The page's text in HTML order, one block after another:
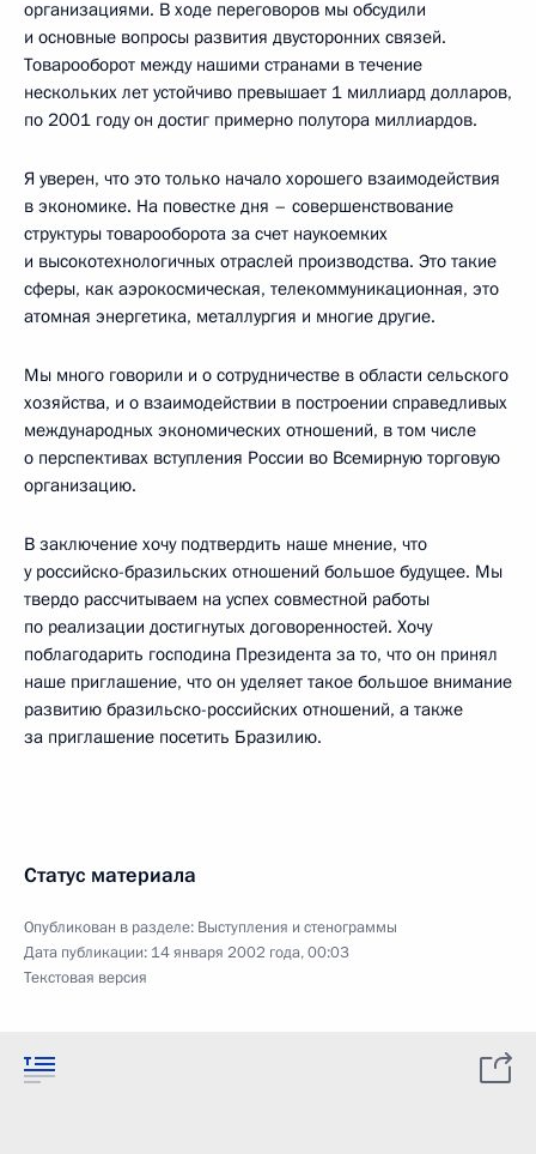
организациями. В ходе переговоров мы обсудили
и основные вопросы развития двусторонних связей.
Товарооборот между нашими странами в течение
нескольких лет устойчиво превышает 1 миллиард долларов,
по 2001 году он достиг примерно полутора миллиардов.
Я уверен, что это только начало хорошего взаимодействия
в экономике. На повестке дня – совершенствование
структуры товарооборота за счет наукоемких
и высокотехнологичных отраслей производства. Это такие
сферы, как аэрокосмическая, телекоммуникационная, это
атомная энергетика, металлургия и многие другие.
Мы много говорили и о сотрудничестве в области сельского
хозяйства, и о взаимодействии в построении справедливых
международных экономических отношений, в том числе
о перспективах вступления России во Всемирную торговую
организацию.
В заключение хочу подтвердить наше мнение, что
у российско-бразильских отношений большое будущее. Мы
твердо рассчитываем на успех совместной работы
по реализации достигнутых договоренностей. Хочу
поблагодарить господина Президента за то, что он принял
наше приглашение, что он уделяет такое большое внимание
развитию бразильско-российских отношений, а также
за приглашение посетить Бразилию.
Статус материала
Опубликован в разделе: Выступления и стенограммы
Дата публикации: 14 января 2002 года, 00:03
Текстовая версия